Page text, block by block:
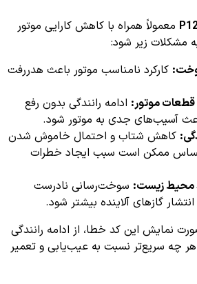
معمولاً همراه با کاهش کارایی موتور
مشکلات زیر شود:
کارکرد نامناسب موتور باعث هدررفت
موتور: ادامه رانندگی بدون رفع
آسیب‌های جدی به موتور شود.
کاهش شتاب و احتمال خاموش شدن
حساس ممکن است سبب ایجاد خطرات
محیط زیست: سوخت‌رسانی نادرست
گازهای آلاینده بیشتر شود.
نمایش این کد خطا، از ادامه رانندگی
چه سریع‌تر نسبت به عیب‌یابی و تعمیر